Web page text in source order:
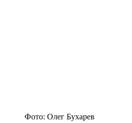
Фото: Олег Бухарев